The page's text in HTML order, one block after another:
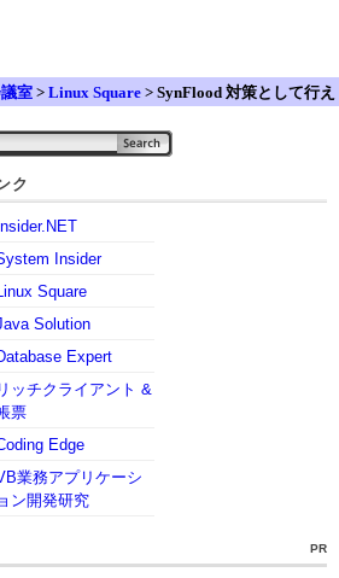
室 > Linux Square > SynFlood 対策として行え
ク
Insider.NET
Insider
Square
Solution
Expert
リッチクライアント &
票
Edge
業務アプリケーシ
ョン開発研究
PR